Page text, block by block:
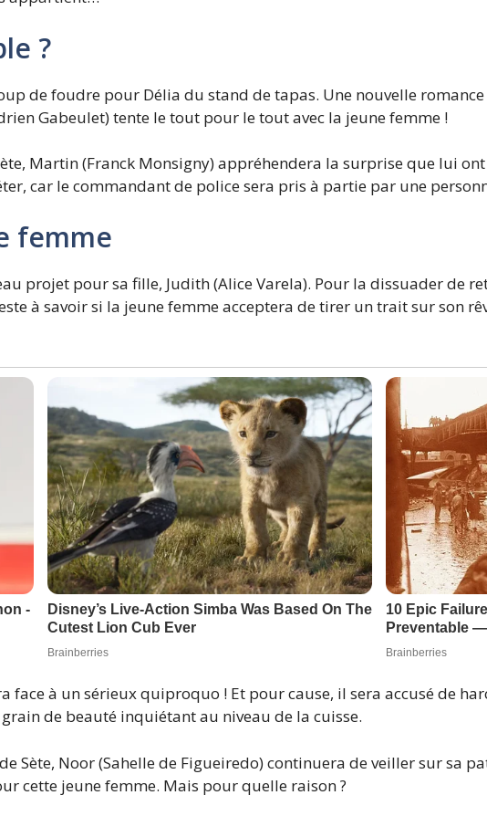
?
de foudre pour Délia du stand de tapas. Une nouvelle
Gabeulet) tente le tout pour le tout avec la jeune femme !
Martin (Franck Monsigny) appréhendera la surprise que lui
car le commandant de police sera pris à partie par une
femme
projet pour sa fille, Judith (Alice Varela). Pour la dissuader de
à savoir si la jeune femme acceptera de tirer un trait sur son
face à un sérieux quiproquo ! Et pour cause, il sera accusé de
de beauté inquiétant au niveau de la cuisse.
Sète, Noor (Sahelle de Figueiredo) continuera de veiller sur sa
cette jeune femme. Mais pour quelle raison ?